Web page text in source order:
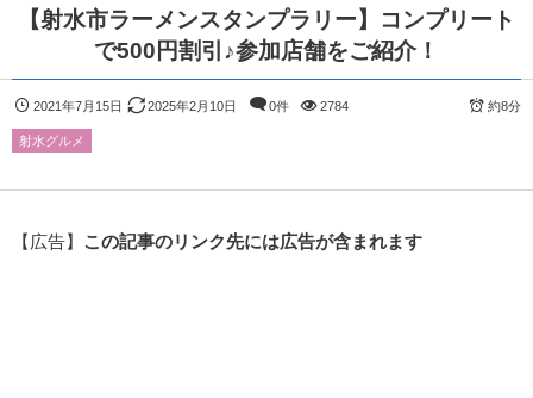
【射水市ラーメンスタンプラリー】コンプリート
で500円割引♪参加店舗をご紹介！
2021年7月15日 2025年2月10日 0件 2784 約8分
射水グルメ
【広告】 この記事のリンク先には広告が含まれます